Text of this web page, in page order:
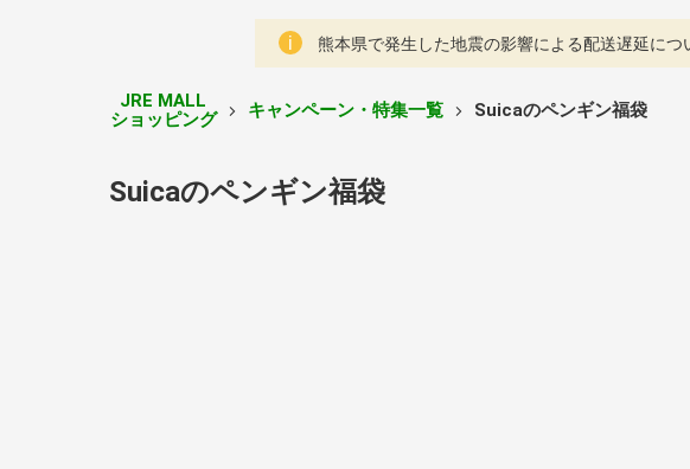
熊本県で発生した地震の影響による配送遅延につ
JRE MALL
ショッピング
キャンペーン・特集一覧 Suicaのペンギン福袋
Suicaのペンギン福袋